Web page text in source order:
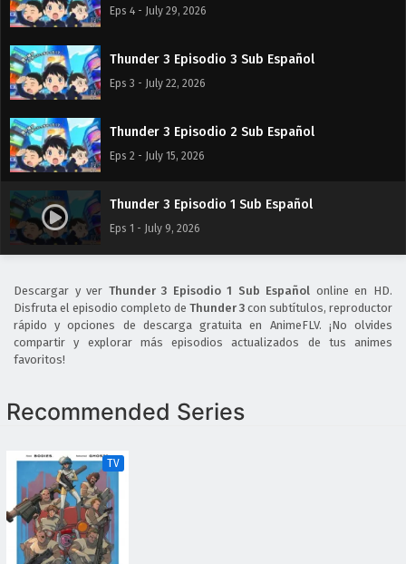
Eps 4 - July 29, 2026
Thunder 3 Episodio 3 Sub Español
Eps 3 - July 22, 2026
Thunder 3 Episodio 2 Sub Español
Eps 2 - July 15, 2026
Thunder 3 Episodio 1 Sub Español
Eps 1 - July 9, 2026
Descargar y ver Thunder 3 Episodio 1 Sub Español online en HD.
Disfruta el episodio completo de Thunder 3 con subtítulos, reproductor
rápido y opciones de descarga gratuita en AnimeFLV. ¡No olvides
compartir y explorar más episodios actualizados de tus animes
favoritos!
Recommended Series
TV